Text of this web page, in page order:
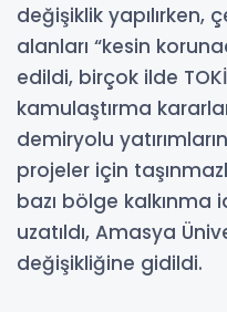
değişiklik yapılırken,
alanları “kesin
edildi, birçok ilde
kamulaştırma
demiryolu
projeler için
bazı bölge kalkınma
uzatıldı, Amasya
değişikliğine gidildi.